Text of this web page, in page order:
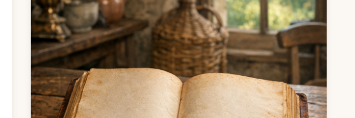
Démarches & succession →
Maison & déco →
Lifestyle & art de vivre →